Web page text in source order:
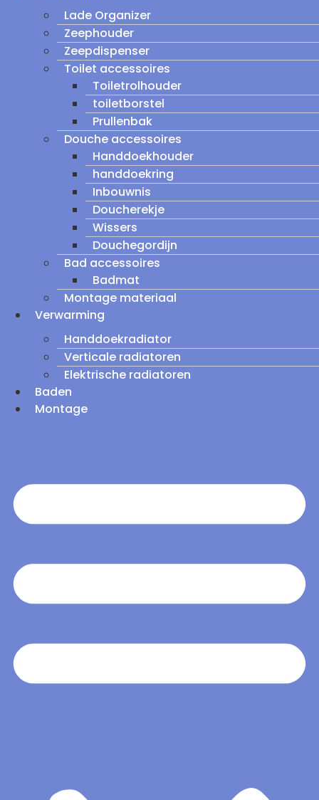
Lade Organizer
Zeephouder
Zeepdispenser
Toilet accessoires
Toiletrolhouder
toiletborstel
Prullenbak
Douche accessoires
Handdoekhouder
handdoekring
Inbouwnis
Doucherekje
Wissers
Douchegordijn
Bad accessoires
Badmat
Montage materiaal
Verwarming
Handdoekradiator
Verticale radiatoren
Elektrische radiatoren
Baden
Montage